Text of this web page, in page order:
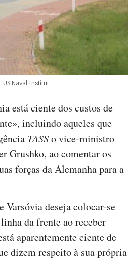
US Naval Institut
está ciente dos custos de
incluindo aqueles que
TASSo vice-ministro
Grushko, ao comentar os
forças da Alemanha para a
Varsóvia deseja colocar-se
da frente ao receber
aparentemente ciente de
dizem respeito à sua própria